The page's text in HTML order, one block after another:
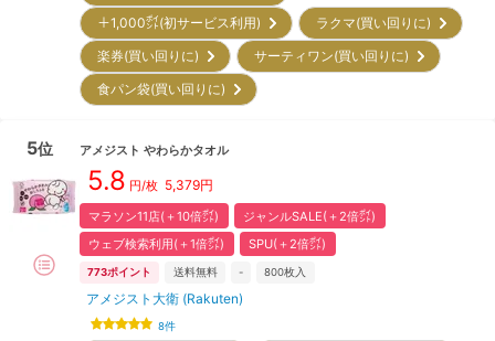
＋1,000㌽(初サービス利用)
ラクマ(買い回りに)
楽券(買い回りに)
サーティワン(買い回りに)
食パン袋(買い回りに)
5位 アメジスト やわらかタオル
5.8 円/枚 5,379円
マラソン11店(＋10倍㌽)
ジャンルSALE(＋2倍㌽)
ウェブ検索利用(＋1倍㌽)
SPU(＋2倍㌽)
773ポイント 送料無料 - 800枚入
アメジスト大衛 (Rakuten)
8件